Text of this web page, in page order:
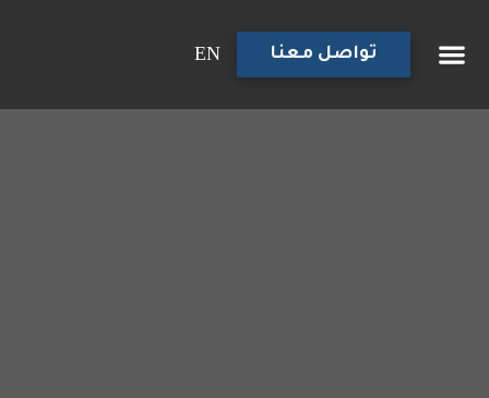
EN تواصل معنا